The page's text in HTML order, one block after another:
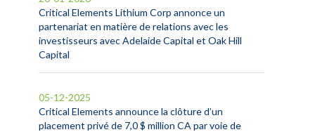
Critical Elements Lithium Corp annonce un
partenariat en matière de relations avec les
investisseurs avec Adelaide Capital et Oak Hill
Capital
Critical Elements announce la clôture d’un
placement privé de 7,0 $ million CA par voie de
05-12-2025